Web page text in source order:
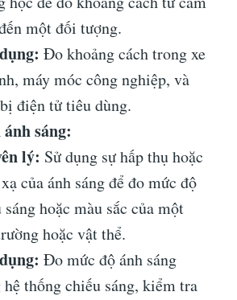
một đối tượng.
Đo khoảng cách trong xe
máy móc công nghiệp, và
điện tử tiêu dùng.
sáng:
lý: Sử dụng sự hấp thụ hoặc
của ánh sáng để đo mức độ
hoặc màu sắc của một
hoặc vật thể.
Đo mức độ ánh sáng
thống chiếu sáng, kiểm tra